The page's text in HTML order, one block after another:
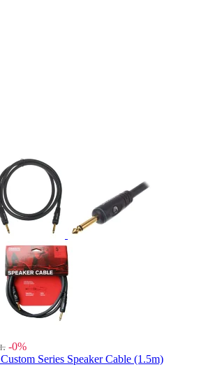
-0%
Series Speaker Cable (1.5m)